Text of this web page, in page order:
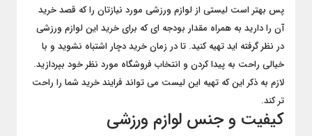
پس بهتر است لیستی از لوازم ورزشی مورد نیازتان را که قصد خرید
آن را دارید به همراه مقدار بودجه ای که برای خرید این لوازم ورزشی
در نظر گرفته اید تهیه کنید. تا در زمان خرید دچار اشتباه نشوید و با
خیالی راحت به پیدا کردن و انتخاب فروشگاه مورد نظر خود بپردازید.
لازم به ذکر این که تهیه این لیست می تواند فرایند خرید شما را راحت
تر کند.
کیفیت و جنس لوازم ورزشی